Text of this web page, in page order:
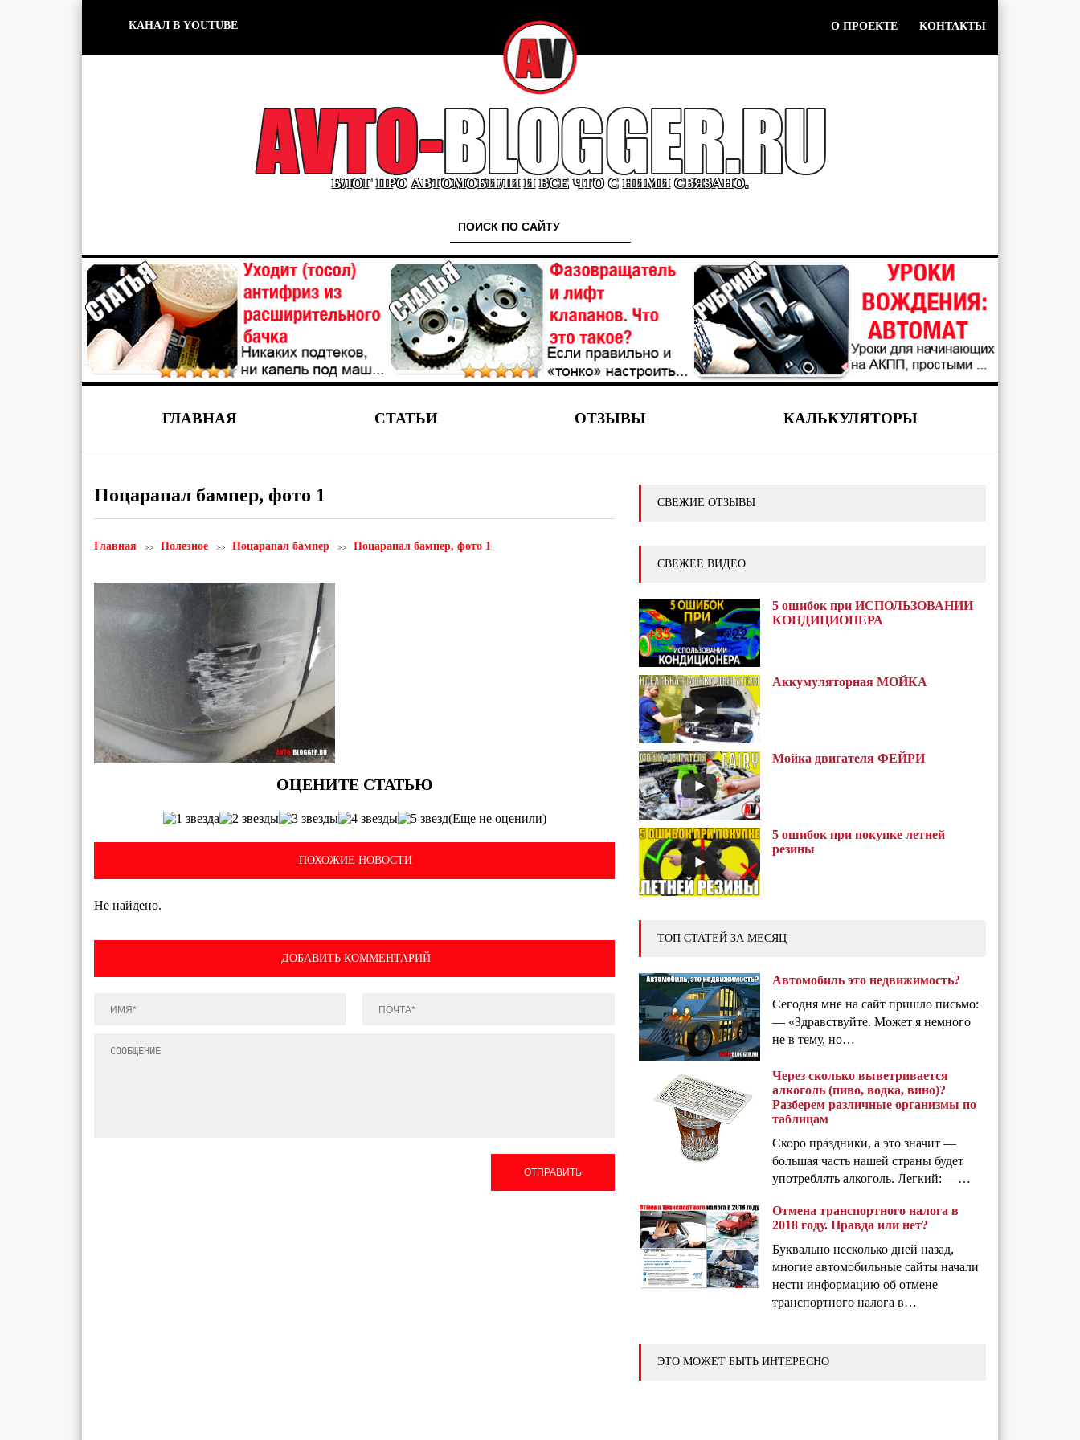
КАНАЛ В YOUTUBE О ПРОЕКТЕ КОНТАКТЫ
БЛОГ ПРО АВТОМОБИЛИ И ВСЕ ЧТО С НИМИ СВЯЗАНО.
ГЛАВНАЯ СТАТЬИ ОТЗЫВЫ КАЛЬКУЛЯТОРЫ
Поцарапал бампер, фото 1
Главная Полезное Поцарапал бампер Поцарапал бампер, фото 1
(Еще не оценили)
ПОХОЖИЕ НОВОСТИ
Не найдено.
ДОБАВИТЬ КОММЕНТАРИЙ
ОТПРАВИТЬ
СВЕЖИЕ ОТЗЫВЫ
СВЕЖЕЕ ВИДЕО
5 ошибок при ИСПОЛЬЗОВАНИИ
КОНДИЦИОНЕРА
Аккумуляторная МОЙКА
Мойка двигателя ФЕЙРИ
5 ошибок при покупке летней
резины
ТОП СТАТЕЙ ЗА МЕСЯЦ
Автомобиль это недвижимость?
Сегодня мне на сайт пришло письмо:
— «Здравствуйте. Может я немного
не в тему, но…
Через сколько выветривается
алкоголь (пиво, водка, вино)?
Разберем различные организмы по
таблицам
Скоро праздники, а это значит —
большая часть нашей страны будет
употреблять алкоголь. Легкий: —…
Отмена транспортного налога в
2018 году. Правда или нет?
Буквально несколько дней назад,
многие автомобильные сайты начали
нести информацию об отмене
транспортного налога в…
ЭТО МОЖЕТ БЫТЬ ИНТЕРЕСНО